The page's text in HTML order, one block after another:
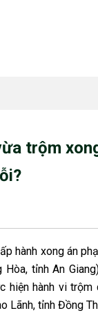
trộm
hành xong án
Hòa, tỉnh An
hiện hành vi
Lãnh, tỉnh Đồng